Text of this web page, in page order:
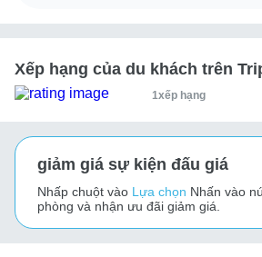
Xếp hạng của du khách trên
1xếp hạng
giảm giá sự kiện đấu giá
Nhấp chuột vào Lựa chọn Nhấn vào
phòng và nhận ưu đãi giảm giá.